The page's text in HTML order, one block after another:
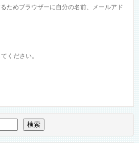
ためブラウザーに自分の名前、メールアド
ください。
検索